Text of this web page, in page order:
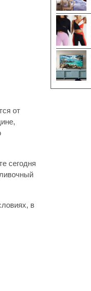
от
сегодня
в